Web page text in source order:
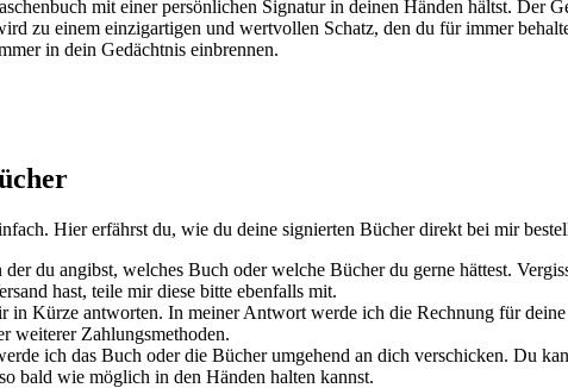
mit einer persönlichen Signatur in deinen Händen hältst. Der
zu einem einzigartigen und wertvollen Schatz, den du für immer
in dein Gedächtnis einbrennen.
Hier erfährst du, wie du deine signierten Bücher direkt bei mir
du angibst, welches Buch oder welche Bücher du gerne hättest.
hast, teile mir diese bitte ebenfalls mit.
in Kürze antworten. In meiner Antwort werde ich die Rechnung für
weiterer Zahlungsmethoden.
ich das Buch oder die Bücher umgehend an dich verschicken. Du
bald wie möglich in den Händen halten kannst.